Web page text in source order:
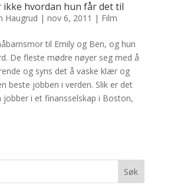
ikke hvordan hun får det til
Haugrud | nov 6, 2011 | Film
til Emily og Ben, og hun
De fleste mødre nøyer seg med å
og syns det å vaske klær og
beste jobben i verden. Slik er det
jobber i et finansselskap i Boston,